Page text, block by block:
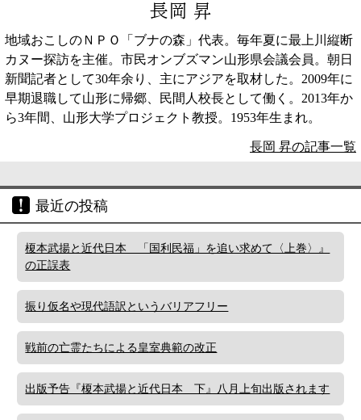
長岡 昇
地域おこしのＮＰＯ「ブナの森」代表。毎年夏に最上川縦断
カヌー探訪を主催。市民オンブズマン山形県会議会員。朝日
新聞記者として30年余り、主にアジアを取材した。2009年に
早期退職して山形に帰郷、民間人校長として働く。2013年か
ら3年間、山形大学プロジェクト教授。1953年生まれ。
長岡 昇の記事一覧
最近の投稿
榎本武揚と近代日本 「国利民福」を追い求めて〈上巻〉』
の正誤表
振り仮名や現代語訳というバリアフリー
戦前の亡霊たちによる皇室典範の改正
出版予告『榎本武揚と近代日本 下』八月上旬出版されます